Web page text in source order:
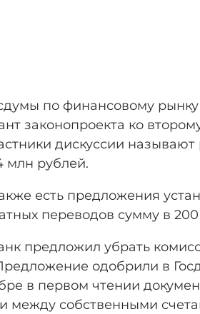
по финансовому
законопроекта ко
дискуссии
млн рублей.
есть предложения
переводов сумму в
предложил убрать
одобрили в
в первом чтении
между собственными